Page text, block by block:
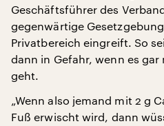
Geschäftsführer des
gegenwärtige
Privatbereich eingreift. So
dann in Gefahr, wenn es
geht.
„Wenn also jemand mit 2 g
Fuß erwischt wird, dann